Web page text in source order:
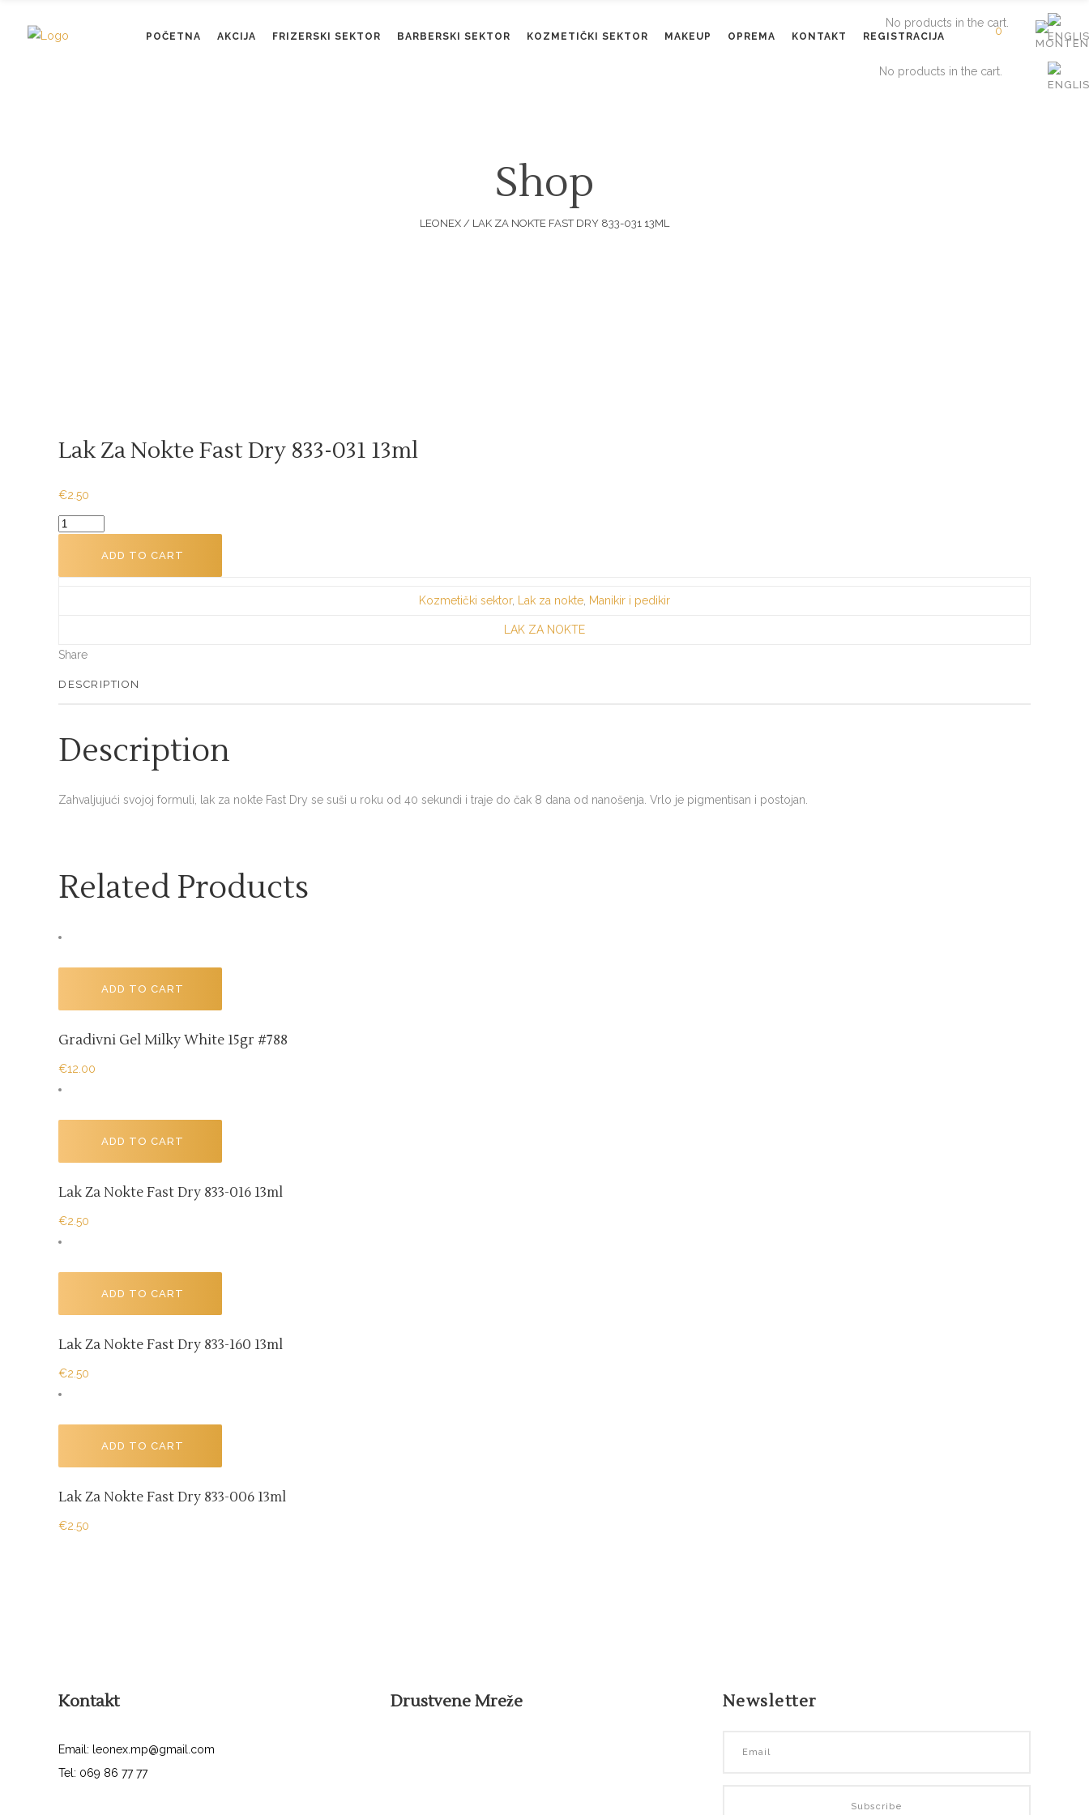
POČETNA AKCIJA FRIZERSKI SEKTOR BARBERSKI SEKTOR KOZMETIČKI SEKTOR MAKEUP OPREMA KONTAKT REGISTRACIJA 0
No products in the cart.
No products in the cart.
Shop
LEONEX / LAK ZA NOKTE FAST DRY 833-031 13ML
Lak Za Nokte Fast Dry 833-031 13ml
€2.50
Lak
quantity
ADD TO CART
Kozmetički sektor, Lak za nokte Manikir i pedikir
LAK ZA NOKTE
Share
DESCRIPTION
Description
Zahvaljujući svojoj formuli, lak za nokte Fast Dry se suši u roku od 40 sekundi i traje do čak 8 dana od nanošenja. Vrlo je pigmentisan i postojan.
Related Products
ADD TO CART
Gradivni Gel Milky White 15gr #788
€12.00
ADD TO CART
Lak Za Nokte Fast Dry 833-016 13ml
€2.50
ADD TO CART
Lak Za Nokte Fast Dry 833-160 13ml
€2.50
ADD TO CART
Lak Za Nokte Fast Dry 833-006 13ml
€2.50
Kontakt
Email: leonex.mp@gmail.com
Tel: 069 86 77 77
Drustvene Mreže Newsletter